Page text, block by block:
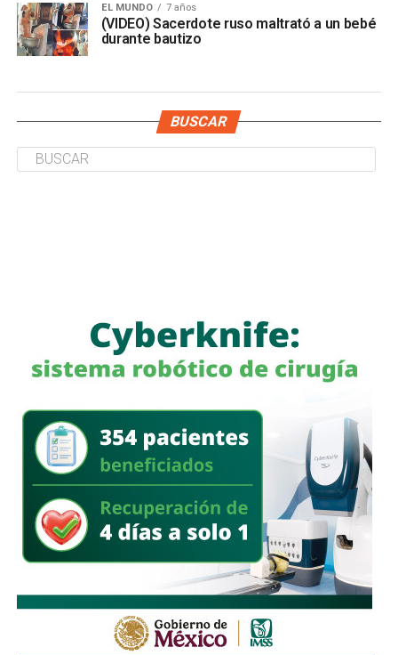
EL MUNDO 7 años
(VIDEO) Sacerdote ruso maltrató a un bebé
durante bautizo
BUSCAR